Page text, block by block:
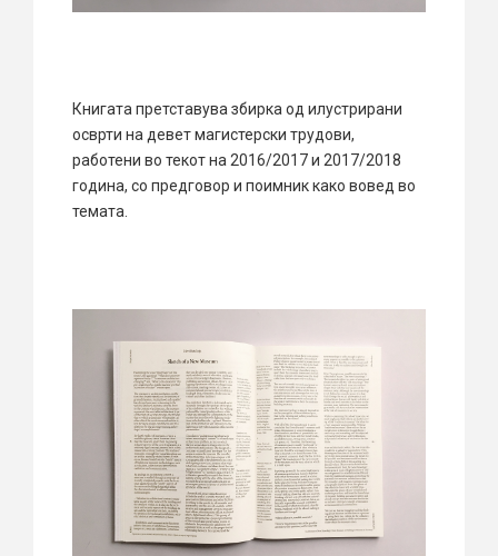
Книгата претставува збирка од илустрирани
осврти на девет магистерски трудови,
работени во текот на 2016/2017 и 2017/2018
година, со предговор и поимник како вовед во
темата.